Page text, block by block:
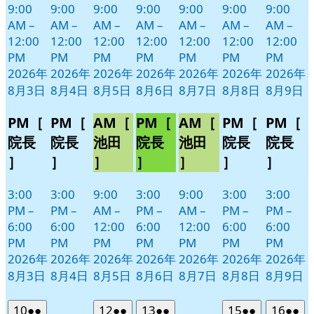
9:00
AM –
12:00
PM
2026年
8月3日
PM［
院長
］
3:00
PM –
6:00
PM
2026年
8月3日
9:00
AM –
12:00
PM
2026年
8月4日
PM［
院長
］
3:00
PM –
6:00
PM
2026年
8月4日
9:00
AM –
12:00
PM
2026年
8月5日
AM［
池田
］
9:00
AM –
12:00
PM
2026年
8月5日
9:00
AM –
12:00
PM
2026年
8月6日
PM［
院長
］
3:00
PM –
6:00
PM
2026年
8月6日
9:00
AM –
12:00
PM
2026年
8月7日
AM［
池田
］
9:00
AM –
12:00
PM
2026年
8月7日
9:00
AM –
12:00
PM
2026年
8月8日
PM［
院長
］
3:00
PM –
6:00
PM
2026年
8月8日
9:00
AM –
12:00
PM
2026年
8月9日
PM［
院長
］
3:00
PM –
6:00
PM
2026年
8月9日
102026
●● 122026
●● 132026
●● 152026
●● 162026
●●